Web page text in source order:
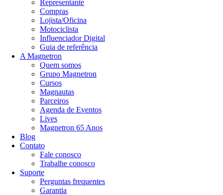
Representante
Compras
Lojista/Oficina
Motociclista
Influenciador Digital
Guia de referência
A Magnetron
Quem somos
Grupo Magnetron
Cursos
Magnautas
Parceiros
Agenda de Eventos
Lives
Magnetron 65 Anos
Blog
Contato
Fale conosco
Trabalhe conosco
Suporte
Perguntas frequentes
Garantia